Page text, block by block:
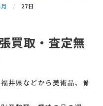
27日
買取・査定無
井県などから美術品、骨